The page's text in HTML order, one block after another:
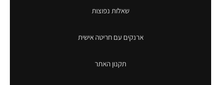
שאלות נפוצות
ארנקים עם חריטה אישית
תקנון האתר